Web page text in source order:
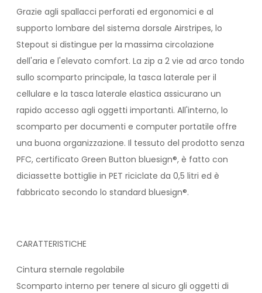
Grazie agli spallacci perforati ed ergonomici e al
supporto lombare del sistema dorsale Airstripes, lo
Stepout si distingue per la massima circolazione
dell'aria e l'elevato comfort. La zip a 2 vie ad arco tondo
sullo scomparto principale, la tasca laterale per il
cellulare e la tasca laterale elastica assicurano un
rapido accesso agli oggetti importanti. All'interno, lo
scomparto per documenti e computer portatile offre
una buona organizzazione. Il tessuto del prodotto senza
PFC, certificato Green Button bluesign®, è fatto con
diciassette bottiglie in PET riciclate da 0,5 litri ed è
fabbricato secondo lo standard bluesign®.
CARATTERISTICHE
Cintura sternale regolabile
Scomparto interno per tenere al sicuro gli oggetti di